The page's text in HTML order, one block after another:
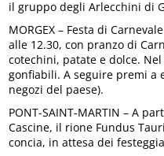
il gruppo degli Arlecchini di
MORGEX – Festa di
alle 12.30, con pranzo di
cotechini, patate e dolce.
gonfiabili. A seguire premi a
negozi del paese).
PONT-SAINT-MARTIN – A
Cascine, il rione Fundus
concia, in attesa dei